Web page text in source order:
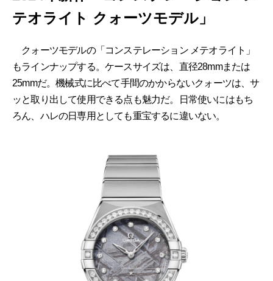
テオライト クォーツモデル」
クォーツモデルの「コンステレーション メテオライト」
もラインナップする。ケースサイズは、直径28mmまたは
25mmだ。機械式に比べて手間のかからないクォーツは、サ
ッと取り出して使用できる点も魅力だ。日常使いにはもち
ろん、ハレの日専用としても重宝するに違いない。